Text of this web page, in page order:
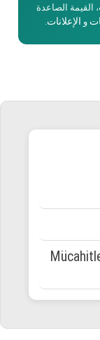
، القيمة الصاعدة
و الإعلانات.